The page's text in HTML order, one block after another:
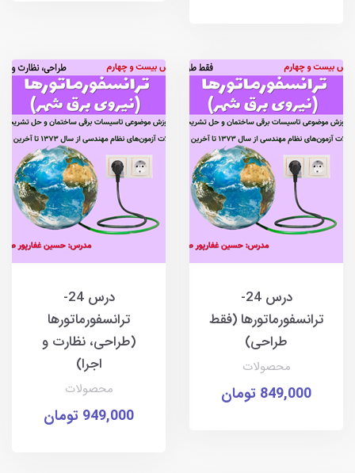
درس 24-
ترانسفورماتورها (فقط
طراحی)
محصولات
849,000 تومان
درس 24-
ترانسفورماتورها
(طراحی، نظارت و
اجرا)
محصولات
949,000 تومان